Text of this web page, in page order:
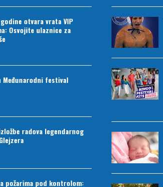
otvara vrata VIP
Osvojite ulaznice za
Međunarodni festival
radova legendarnog
požarima pod kontrolom: